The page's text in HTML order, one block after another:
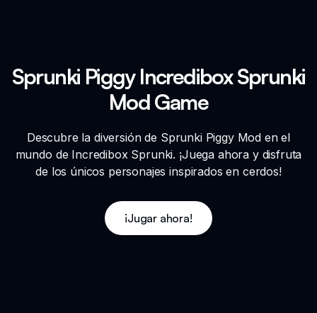
Sprunki Piggy Incredibox Sprunki
Mod Game
Descubre la diversión de Sprunki Piggy Mod en el
mundo de Incredibox Sprunki. ¡Juega ahora y disfruta
de los únicos personajes inspirados en cerdos!
¡Jugar ahora!